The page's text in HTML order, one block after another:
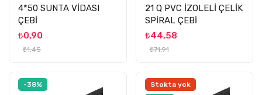
4*50 SUNTA VİDASI
ÇEBİ
₺0,90
₺1,45
21 Q PVC İZOLELİ ÇELİK
SPİRAL ÇEBİ
₺44,58
₺71,91
-38%
Stokta yok